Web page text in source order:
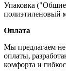
Упаковка
полиэтиленовый
Оплата
Мы предлагаем
оплаты,
комфорта и